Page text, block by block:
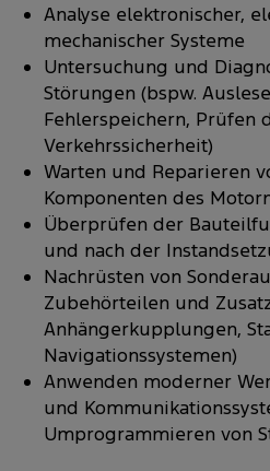
Analyse elektronischer,
mechanischer Systeme
Untersuchung und
Störungen (bspw.
Fehlerspeichern, Prüfen
Verkehrssicherheit)
Warten und Reparieren
Komponenten des
Überprüfen der
und nach der
Nachrüsten von
Zubehörteilen und
Anhängerkupplungen,
Navigationssystemen)
Anwenden moderner
und
Umprogrammieren von